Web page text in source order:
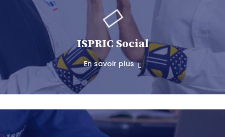
ISPRIC Social
En savoir plus